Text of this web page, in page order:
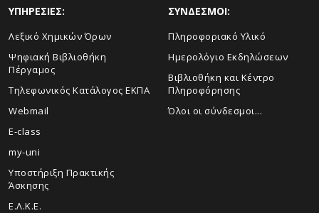
ΥΠΗΡΕΣΙΕΣ:
Λεξικό Χημικών Όρων
Ψηφιακή Βιβλιοθήκη
Πέργαμος
Τηλεφωνικός Κατάλογος ΕΚΠΑ
Webmail
E-class
my-uni
Υποστήριξη Πρακτικής
Άσκησης
Ε.Λ.Κ.Ε.
ΣΥΝΔΕΣΜΟΙ:
Πληροφοριακό Υλικό
Ημερολόγιο Εκδηλώσεων
Βιβλιοθήκη και Κέντρο
Πληροφόρησης
Όλοι οι σύνδεσμοι...